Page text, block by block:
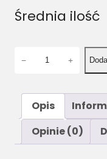
Średnia ilość
/
− +
Opis
Opinie (0)